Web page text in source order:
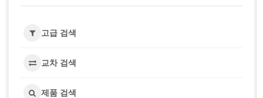
고급 검색
교차 검색
제품 검색